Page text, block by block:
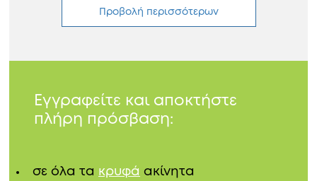
Προβολή περισσότερων
Εγγραφείτε και αποκτήστε
πλήρη πρόσβαση:
σε όλα τα κρυφά ακίνητα